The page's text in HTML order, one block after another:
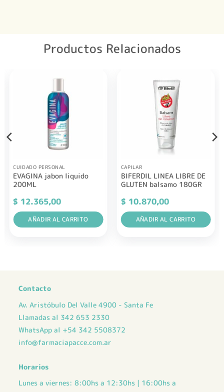
Productos Relacionados
CUIDADO PERSONAL
EVAGINA jabon liquido
200ML
$ 12.365,00
AÑADIR AL CARRITO
CAPILAR
BIFERDIL LINEA LIBRE DE
GLUTEN balsamo 180GR
$ 10.870,00
AÑADIR AL CARRITO
Contacto
Av. Aristóbulo Del Valle 4900 - Santa Fe
Llamadas al 342 653 2330
WhatsApp al +54 342 5508372
info@farmaciapacce.com.ar
Horarios
Lunes a viernes: 8:00hs a 12:30hs | 16:00hs a